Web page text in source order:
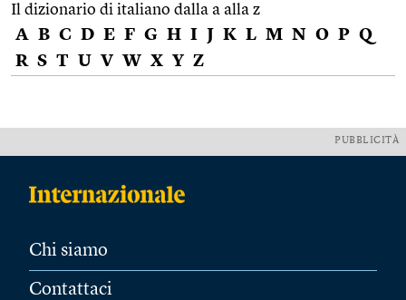
Il dizionario di italiano dalla a alla z
A B C D E F G H I J K L M N O P Q
R S T U V W X Y Z
PUBBLICITÀ
Chi siamo
Contattaci